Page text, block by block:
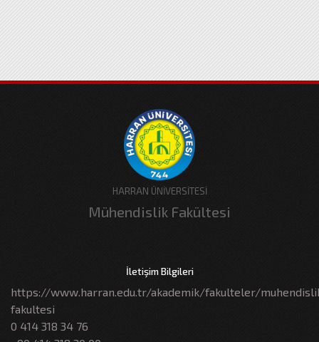
HARRAN ÜNİVERSİTESİ
Mühendislik Fakültesi
İletişim Bilgileri
https://www.harran.edu.tr/akademik/fakulteler/
fakultesi
0 414 318 34 76